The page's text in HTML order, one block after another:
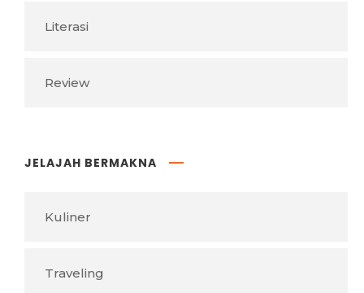
Literasi
Review
JELAJAH BERMAKNA
Kuliner
Traveling